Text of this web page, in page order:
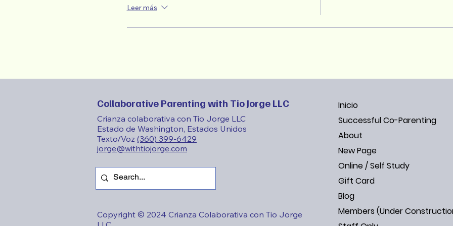
Leer más
Collaborative Parenting with Tio Jorge LLC
Crianza colaborativa con Tio Jorge LLC
Estado de Washington, Estados Unidos
Texto/Voz (360) 399-6429
jorge@withtiojorge.com
Inicio
Successful Co-Parenting
About
New Page
Online / Self Study
Gift Card
Blog
Members (Under
Copyright © 2024 Crianza Colaborativa con Tio Jorge